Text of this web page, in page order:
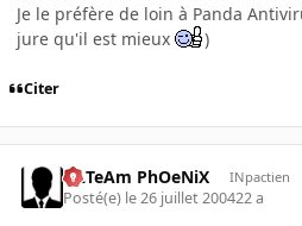
Je le préfère de loin à Panda
jure qu'il est mieux
)
Citer
ULTeAm PhOeNiX INpactien
Posté(e) le 26 juillet 200422 a